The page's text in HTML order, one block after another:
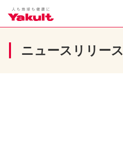
ニュースリリース